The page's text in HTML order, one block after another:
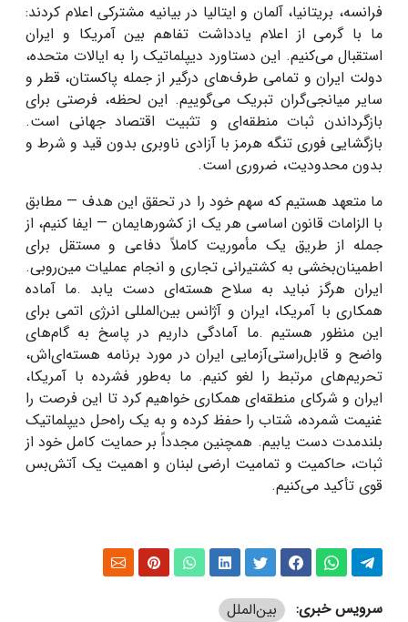
فرانسه، بریتانیا، آلمان و ایتالیا در بیانیه مشترکی اعلام کردند:
ما با گرمی از اعلام یادداشت تفاهم بین آمریکا و ایران
استقبال می‌کنیم. این دستاورد دیپلماتیک را به ایالات متحده،
دولت ایران و تمامی طرف‌های درگیر از جمله پاکستان، قطر و
سایر میانجی‌گران تبریک می‌گوییم. این لحظه، فرصتی برای
بازگرداندن ثبات منطقه‌ای و تثبیت اقتصاد جهانی است.
بازگشایی فوری تنگه هرمز با آزادی ناوبری بدون قید و شرط و
بدون محدودیت، ضروری است.
ما متعهد هستیم که سهم خود را در تحقق این هدف — مطابق
با الزامات قانون اساسی هر یک از کشورهایمان — ایفا کنیم، از
جمله از طریق یک مأموریت کاملاً دفاعی و مستقل برای
اطمینان‌بخشی به کشتیرانی تجاری و انجام عملیات مین‌روبی.
ایران هرگز نباید به سلاح هسته‌ای دست یابد .ما آماده
همکاری با آمریکا، ایران و آژانس بین‌المللی انرژی اتمی برای
این منظور هستیم.ما آمادگی داریم در پاسخ به گام‌های
واضح و قابل‌راستی‌آزمایی ایران در مورد برنامه هسته‌ای‌اش،
تحریم‌های مرتبط را لغو کنیم. ما به‌طور فشرده با آمریکا،
ایران و شرکای منطقه‌ای همکاری خواهیم کرد تا این فرصت را
غنیمت شمرده، شتاب را حفظ کرده و به یک راه‌حل دیپلماتیک
بلندمدت دست یابیم. همچنین مجدداً بر حمایت کامل خود از
ثبات، حاکمیت و تمامیت ارضی لبنان و اهمیت یک آتش‌بس
قوی تأکید می‌کنیم.
سرویس خبری: بین‌الملل